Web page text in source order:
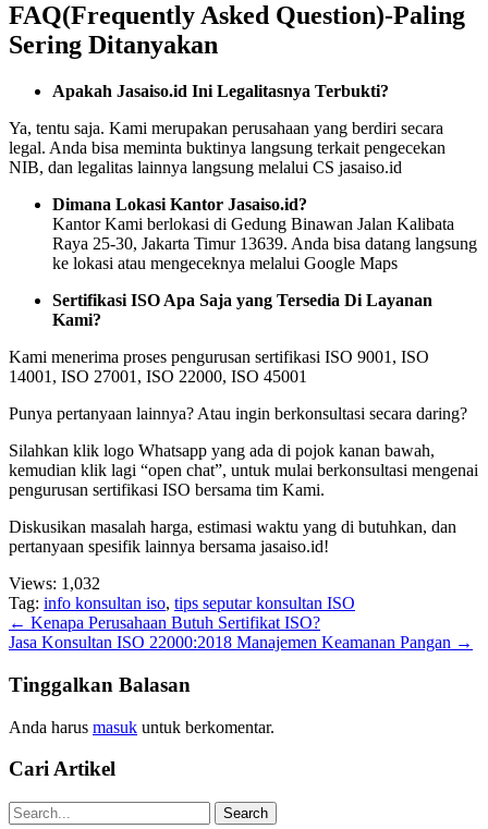
FAQ(Frequently Asked Question)-Paling
Sering Ditanyakan
Apakah Jasaiso.id Ini Legalitasnya Terbukti?
Ya, tentu saja. Kami merupakan perusahaan yang berdiri secara
legal. Anda bisa meminta buktinya langsung terkait pengecekan
NIB, dan legalitas lainnya langsung melalui CS jasaiso.id
Dimana Lokasi Kantor Jasaiso.id?
Kantor Kami berlokasi di Gedung Binawan Jalan Kalibata
Raya 25-30, Jakarta Timur 13639. Anda bisa datang langsung
ke lokasi atau mengeceknya melalui Google Maps
Sertifikasi ISO Apa Saja yang Tersedia Di Layanan
Kami?
Kami menerima proses pengurusan sertifikasi ISO 9001, ISO
14001, ISO 27001, ISO 22000, ISO 45001
Punya pertanyaan lainnya? Atau ingin berkonsultasi secara daring?
Silahkan klik logo Whatsapp yang ada di pojok kanan bawah,
kemudian klik lagi “open chat”, untuk mulai berkonsultasi mengenai
pengurusan sertifikasi ISO bersama tim Kami.
Diskusikan masalah harga, estimasi waktu yang di butuhkan, dan
pertanyaan spesifik lainnya bersama jasaiso.id!
Views: 1,032
Tag: info konsultan iso, tips seputar konsultan ISO
Post
navigation
← Kenapa Perusahaan Butuh Sertifikat ISO?
Jasa Konsultan ISO 22000:2018 Manajemen Keamanan Pangan →
Tinggalkan Balasan
Anda harus masuk untuk berkomentar.
Cari Artikel